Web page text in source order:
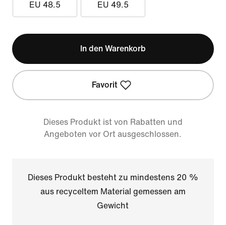
EU 48.5 EU 49.5
In den Warenkorb
Favorit
Dieses Produkt ist von Rabatten und
Angeboten vor Ort ausgeschlossen.
Dieses Produkt besteht zu mindestens 20 %
aus recyceltem Material gemessen am
Gewicht